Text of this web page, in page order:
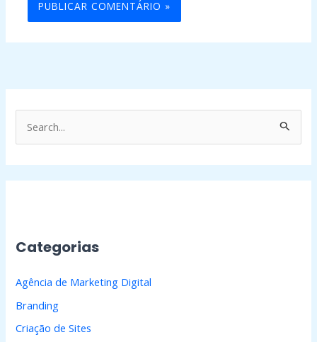
e
s
s
p
o
Categorias
Agência de Marketing Digital
Branding
Criação de Sites